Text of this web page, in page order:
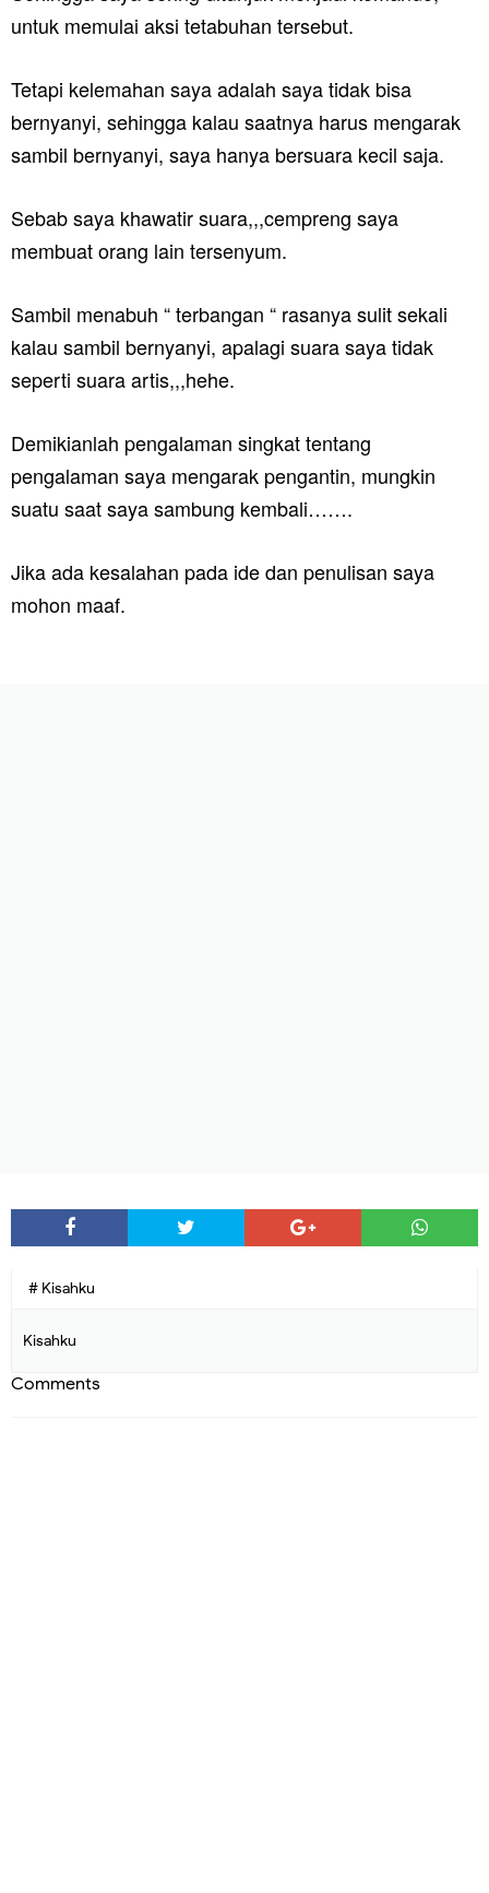
untuk memulai aksi tetabuhan tersebut.
Tetapi kelemahan saya adalah saya tidak bisa
bernyanyi, sehingga kalau saatnya harus mengarak
sambil bernyanyi, saya hanya bersuara kecil saja.
Sebab saya khawatir suara,,,cempreng saya
membuat orang lain tersenyum.
Sambil menabuh “ terbangan “ rasanya sulit sekali
kalau sambil bernyanyi, apalagi suara saya tidak
seperti suara artis,,,hehe.
Demikianlah pengalaman singkat tentang
pengalaman saya mengarak pengantin, mungkin
suatu saat saya sambung kembali…….
Jika ada kesalahan pada ide dan penulisan saya
mohon maaf.
# Kisahku
Kisahku
Comments